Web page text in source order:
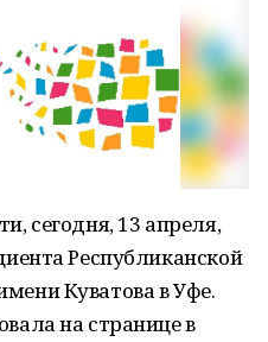
сегодня, 13 апреля,
Республиканской
Куватова в Уфе.
на странице в